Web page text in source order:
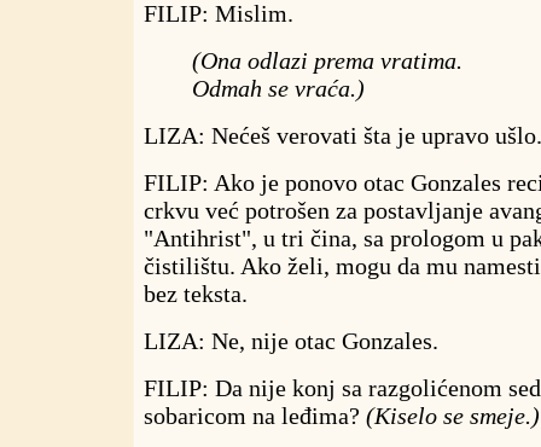
FILIP: Mislim.
(Ona odlazi prema vratima.
Odmah se vraća.)
LIZA: Nećeš verovati šta je upravo ušlo.
FILIP: Ako je ponovo otac Gonzales
crkvu već potrošen za postavljanje
"Antihrist", u tri čina, sa prologom u
čistilištu. Ako želi, mogu da mu
bez teksta.
LIZA: Ne, nije otac Gonzales.
FILIP: Da nije konj sa razgolićenom
sobaricom na leđima? (Kiselo se smeje.)